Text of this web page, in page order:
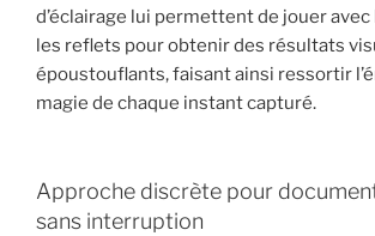
d’éclairage lui permettent de jouer
les reflets pour obtenir des résultats
époustouflants, faisant ainsi ressortir
magie de chaque instant capturé.
Approche discrète pour
sans interruption